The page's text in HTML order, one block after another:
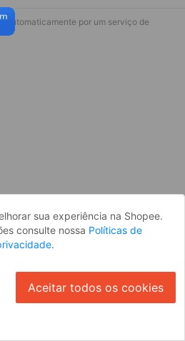
indisponível
deu errado. Faça login
automaticamente por um serviço de
sua experiência na Shopee.
consulte nossa Políticas de
.
Aceitar todos os cookies